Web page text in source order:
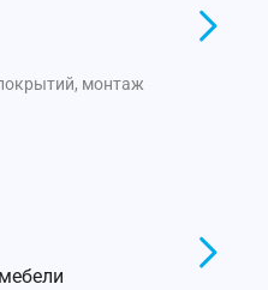
монтаж